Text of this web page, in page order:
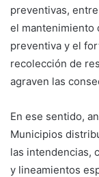
preventivas,
el mantenimiento
preventiva y el
recolección de
agraven las
En ese sentido,
Municipios
las intendencias,
y lineamientos